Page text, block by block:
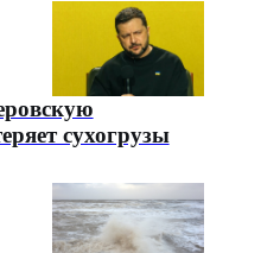
сухогрузы